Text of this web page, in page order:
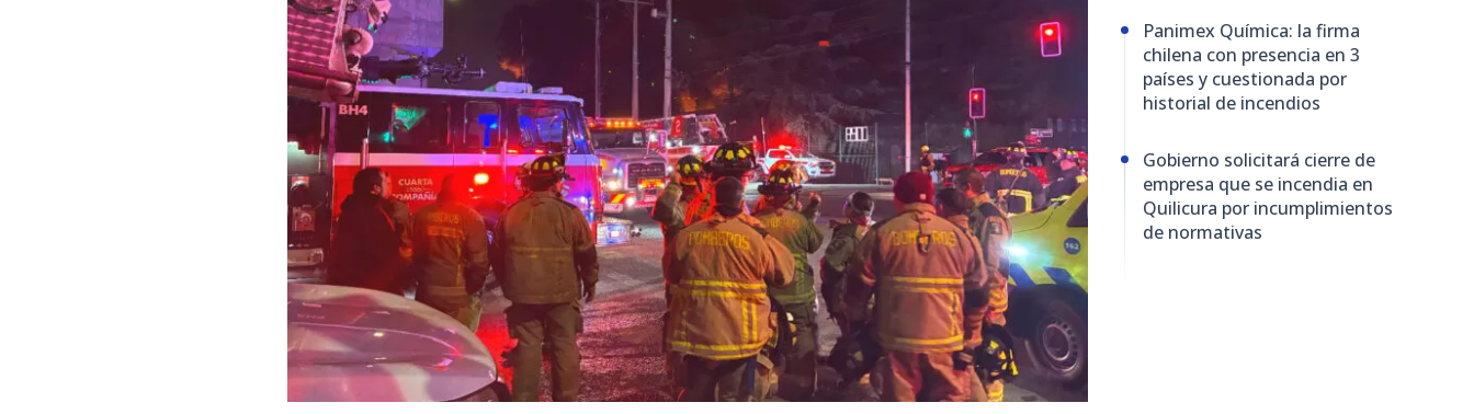
Panimex Química: la firma
chilena con presencia en 3
países y cuestionada por
historial de incendios
Gobierno solicitará cierre de
empresa que se incendia en
Quilicura por incumplimientos
de normativas